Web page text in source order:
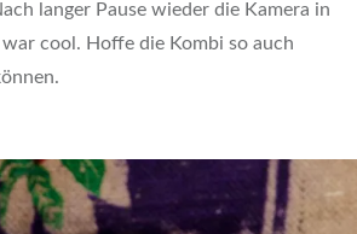
langer Pause wieder die Kamera in
cool. Hoffe die Kombi so auch